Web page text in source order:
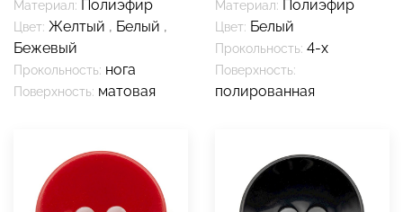
Материал: Полиэфир
Цвет: Желтый , Белый ,
Бежевый
Прокольность: нога
Поверхность: матовая
Материал: Полиэфир
Цвет: Белый
Прокольность: 4-х
Поверхность:
полированная